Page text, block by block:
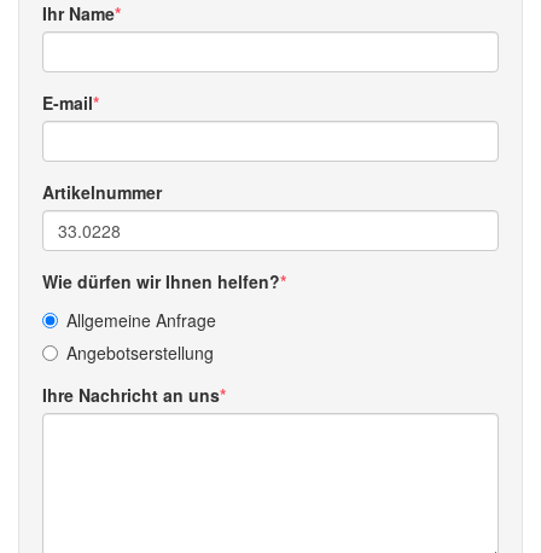
Ihr Name
E-mail
Artikelnummer
Wie dürfen wir Ihnen helfen?
Allgemeine Anfrage
Angebotserstellung
Ihre Nachricht an uns